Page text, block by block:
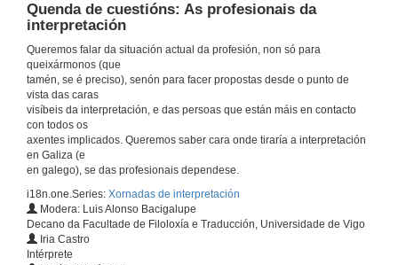
Quenda de cuestións: As profesionais da
interpretación
Queremos falar da situación actual da profesión, non só para
queixármonos (que
tamén, se é preciso), senón para facer propostas desde o punto de
vista das caras
visíbeis da interpretación, e das persoas que están máis en contacto
con todos os
axentes implicados. Queremos saber cara onde tiraría a interpretación
en Galiza (e
en galego), se das profesionais dependese.
i18n.one.Series: Xornadas de interpretación
Modera: Luis Alonso Bacigalupe
Decano da Facultade de Filoloxía e Traducción, Universidade de Vigo
Iria Castro
Intérprete
Intervención de Iria Taibo
7 de feb. de 2019